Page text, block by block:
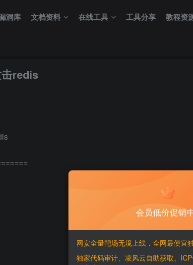
洞库 文档资料 在线工具 工具分享 教程资
redis
会员低价促销
网安全量靶场无境上线，全网最便宜
独家代码审计、凌风云自助获取、